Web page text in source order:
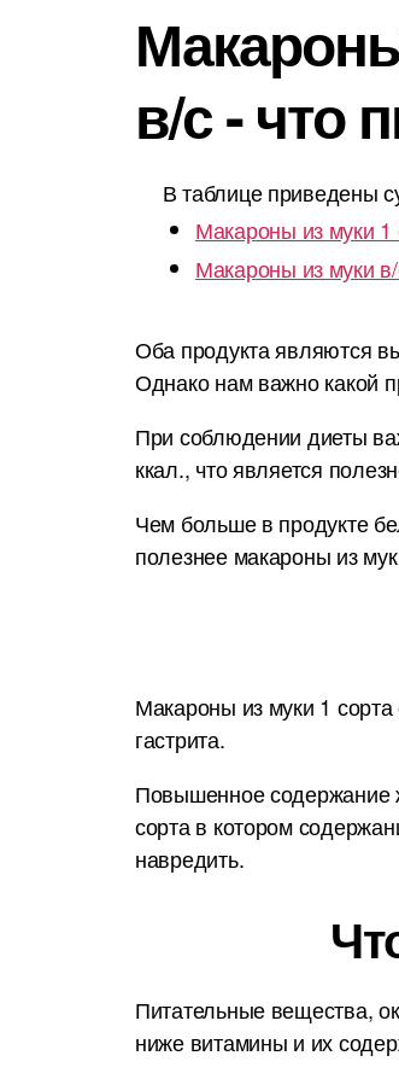
в/с - что
В таблице приведены
Макароны из муки 1
Макароны из муки
Оба продукта являются
Однако нам важно какой
При соблюдении диеты
ккал., что является
Чем больше в продукте
полезнее макароны из
Макароны из муки 1
гастрита.
Повышенное содержание
сорта в котором
навредить.
Питательные вещества,
ниже витамины и их